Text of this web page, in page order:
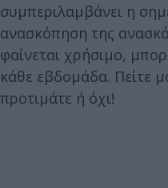
συμπεριλαμβάνει η
ανασκόπηση της
φαίνεται χρήσιμο,
κάθε εβδομάδα. Πείτε
προτιμάτε ή όχι!